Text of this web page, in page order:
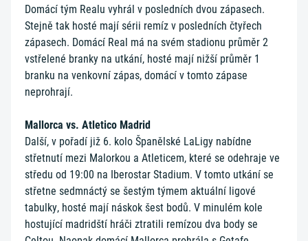
Domácí tým Realu vyhrál v posledních dvou zápasech.
Stejně tak hosté mají sérii remíz v posledních čtyřech
zápasech. Domácí Real má na svém stadionu průměr 2
vstřelené branky na utkání, hosté mají nižší průměr 1
branku na venkovní zápas, domácí v tomto zápase
neprohrají.
Mallorca vs. Atletico Madrid
Další, v pořadí již 6. kolo Španělské LaLigy nabídne
střetnutí mezi Malorkou a Atleticem, které se odehraje ve
středu od 19:00 na Iberostar Stadium. V tomto utkání se
střetne sedmnáctý se šestým týmem aktuální ligové
tabulky, hosté mají náskok šest bodů. V minulém kole
hostující madridští hráči ztratili remízou dva body se